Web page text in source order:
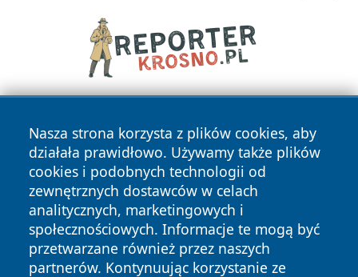
Nasza strona korzysta z plików cookies, aby
działała prawidłowo. Używamy także plików
cookies i podobnych technologii od
zewnętrznych dostawców w celach
analitycznych, marketingowych i
społecznościowych. Informacje te mogą być
przetwarzane również przez naszych
partnerów. Kontynuując korzystanie ze
Copyright © 2026 24slupsk.pl Wszystkie prawa zastrzeżone.
Polityka Polityka